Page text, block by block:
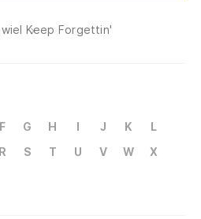
I Keep Forgettin'
F G H I J K
L
R S T U V W
X